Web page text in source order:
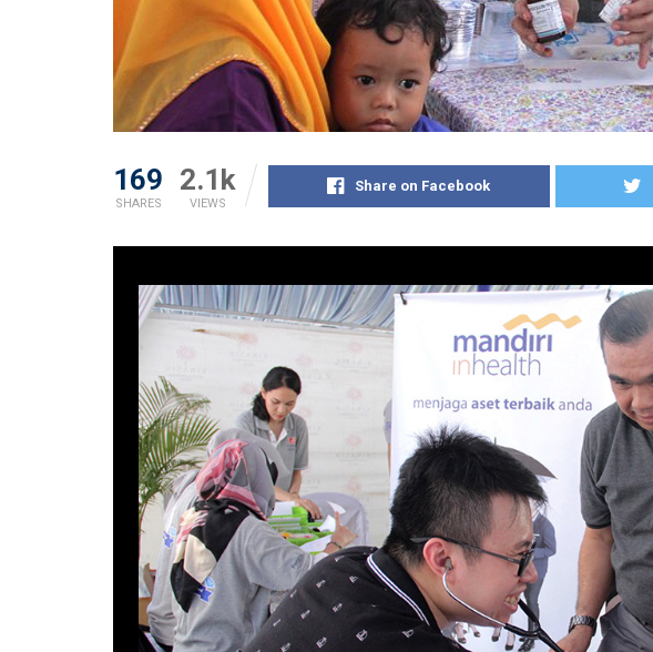
169
SHARES
2.1k
VIEWS
Share on Facebook